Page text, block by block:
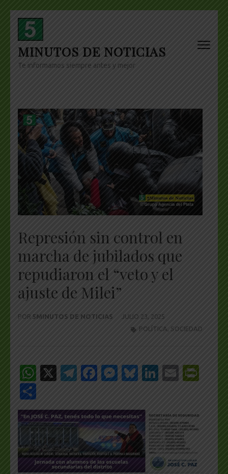
Skip
content
(Press
Enter)
MINUTOS DE NOTICIAS
Te informamos siempre antes y mejor
Represión sin control en
marcha de jubilados que
repudiaron el “veto y el
ajuste de Milei”
POR 5MINUTOS DE NOTICIAS
JULIO 23, 2025
POLÍTICA, SOCIEDAD
WhatsApp
X Telegram
Facebook
Messenger
Bluesky
LinkedIn
Email